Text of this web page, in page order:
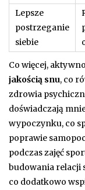
Lepsze
postrzeganie
siebie
Co więcej,
jakością snu, co
zdrowia
doświadczają
wypoczynku, co
poprawie
podczas zajęć
budowania relacji
co dodatkowo